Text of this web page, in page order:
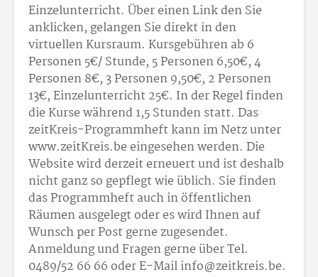
Einzelunterricht. Über einen Link den Sie
anklicken, gelangen Sie direkt in den
virtuellen Kursraum. Kursgebühren ab 6
Personen 5€/ Stunde, 5 Personen 6,50€, 4
Personen 8€, 3 Personen 9,50€, 2 Personen
13€, Einzelunterricht 25€. In der Regel finden
die Kurse während 1,5 Stunden statt. Das
zeitKreis-Programmheft kann im Netz unter
www.zeitKreis.be eingesehen werden. Die
Website wird derzeit erneuert und ist deshalb
nicht ganz so gepflegt wie üblich. Sie finden
das Programmheft auch in öffentlichen
Räumen ausgelegt oder es wird Ihnen auf
Wunsch per Post gerne zugesendet.
Anmeldung und Fragen gerne über Tel.
0489/52 66 66 oder E-Mail info@zeitkreis.be.